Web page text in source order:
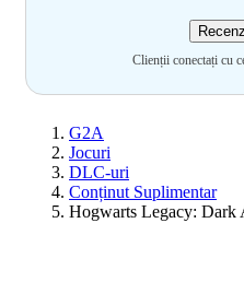
Clienții conectați cu
G2A
Jocuri
DLC-uri
Conținut Suplimentar
Hogwarts Legacy: Dark